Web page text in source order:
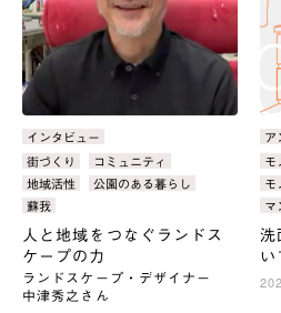
カ
テ
ゴ
リ：
インタビュー
タ
グ：
街づくり
コミュニティ
地域活性
公園のある暮らし
蘇我
人と地域をつなぐランドス
ケープの力
ランドスケープ・デザイナー
中津秀之さん
カ
テ
ゴ
リ
ア
タ
グ：
モ
モ
マ
洗
い